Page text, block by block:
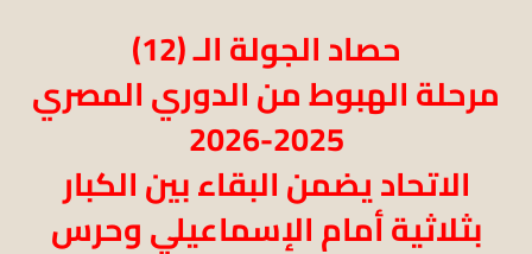
حصاد الجولة الـ (12)
مرحلة الهبوط من الدوري المصري
2025-2026
الاتحاد يضمن البقاء بين الكبار
بثلاثية أمام الإسماعيلي وحرس